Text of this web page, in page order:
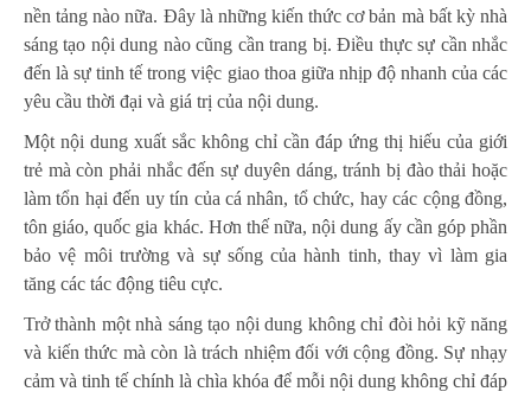
nền tảng nào nữa. Đây là những kiến thức cơ bản mà bất kỳ nhà
sáng tạo nội dung nào cũng cần trang bị. Điều thực sự cần nhắc
đến là sự tinh tế trong việc giao thoa giữa nhịp độ nhanh của các
yêu cầu thời đại và giá trị của nội dung.
Một nội dung xuất sắc không chỉ cần đáp ứng thị hiếu của giới
trẻ mà còn phải nhắc đến sự duyên dáng, tránh bị đào thải hoặc
làm tổn hại đến uy tín của cá nhân, tổ chức, hay các cộng đồng,
tôn giáo, quốc gia khác. Hơn thế nữa, nội dung ấy cần góp phần
bảo vệ môi trường và sự sống của hành tinh, thay vì làm gia
tăng các tác động tiêu cực.
Trở thành một nhà sáng tạo nội dung không chỉ đòi hỏi kỹ năng
và kiến thức mà còn là trách nhiệm đối với cộng đồng. Sự nhạy
cảm và tinh tế chính là chìa khóa để mỗi nội dung không chỉ đáp